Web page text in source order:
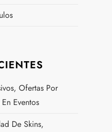
Ofertas Por
Eventos
De Skins,